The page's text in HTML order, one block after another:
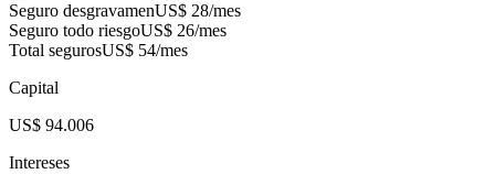
Seguro desgravamenUS$ 28/mes
Seguro todo riesgoUS$ 26/mes
Total segurosUS$ 54/mes
Capital
US$ 94.006
Intereses